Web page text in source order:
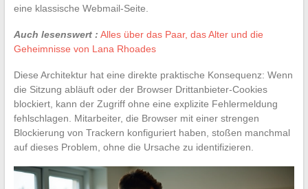
eine klassische Webmail-Seite.
Auch lesenswert : Alles über das Paar, das Alter und die
Geheimnisse von Lana Rhoades
Diese Architektur hat eine direkte praktische Konsequenz: Wenn
die Sitzung abläuft oder der Browser Drittanbieter-Cookies
blockiert, kann der Zugriff ohne eine explizite Fehlermeldung
fehlschlagen. Mitarbeiter, die Browser mit einer strengen
Blockierung von Trackern konfiguriert haben, stoßen manchmal
auf dieses Problem, ohne die Ursache zu identifizieren.